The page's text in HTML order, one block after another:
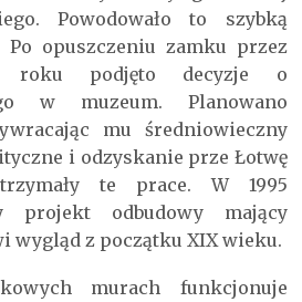
Powodowało to szybką
Po opuszczeniu zamku przez
roku podjęto decyzje o
w muzeum. Planowano
mu średniowieczny
i odzyskanie prze Łotwę
te prace. W 1995
projekt odbudowy mający
wygląd z początku XIX wieku.
murach funkcjonuje